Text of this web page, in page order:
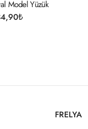
Yüzük
234,90
FRELYA